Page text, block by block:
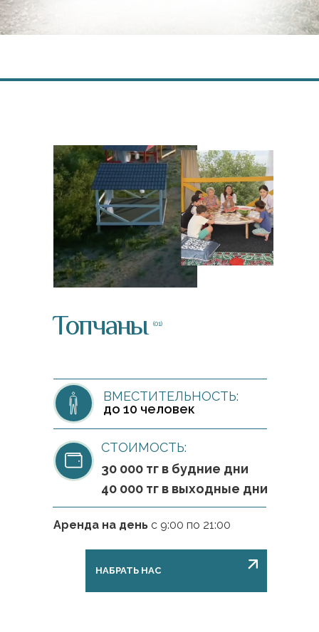
Топчаны (01)
ВМЕСТИТЕЛЬНОСТЬ:
до 10 человек
НАБРАТЬ НАС
Аренда на день с 9:00 по 21:00
30 000 тг в будние дни
40 000 тг в выходные дни
СТОИМОСТЬ: